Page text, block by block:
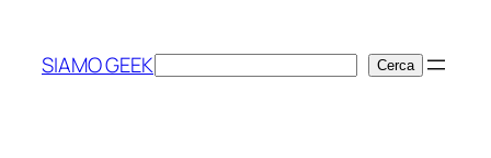
contenuto
SIAMO GEEKCerca Cerca